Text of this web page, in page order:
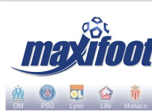
OM PSG Lyon Lille Monaco